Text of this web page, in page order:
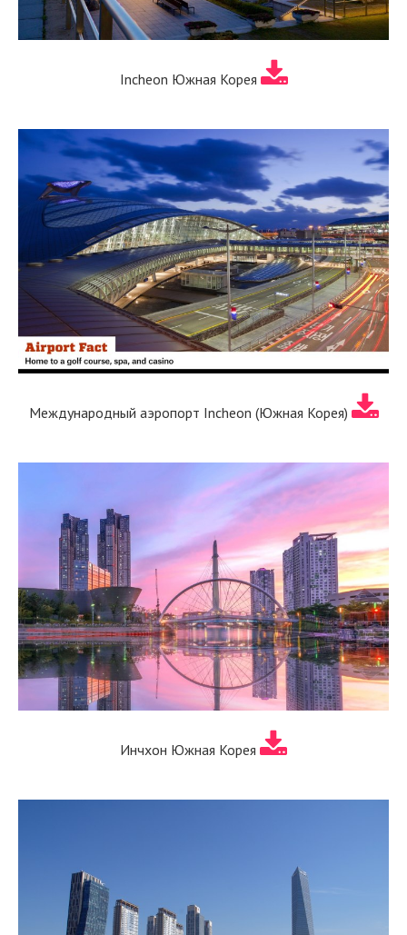
Incheon Южная Корея
Международный аэропорт Incheon (Южная Корея)
Инчхон Южная Корея